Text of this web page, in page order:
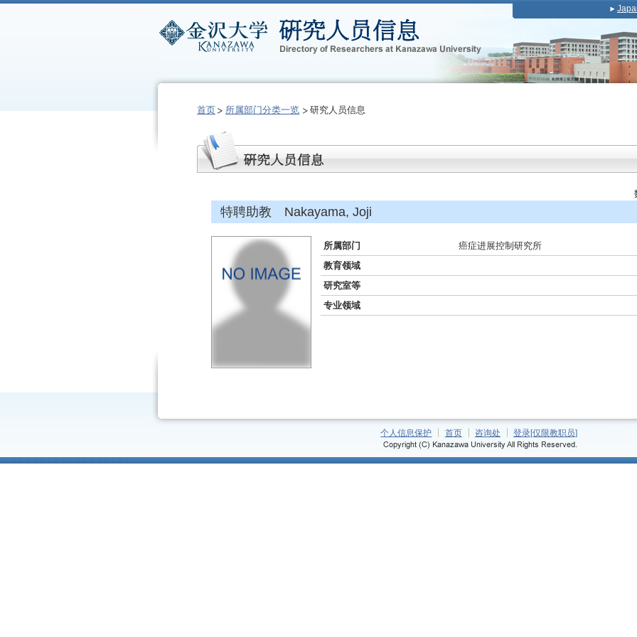
首页 所属部门分类一览 研究人员信息
特聘助教 Nakayama, Joji
所属部门
癌症进展控制研究所
教育领域
研究室等
专业领域
个人信息保护 首页 咨询处 登录[仅限教职员]